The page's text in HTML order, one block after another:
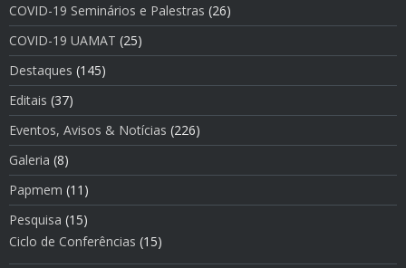
COVID-19 Seminários e Palestras (26)
COVID-19 UAMAT (25)
Destaques (145)
Editais (37)
Eventos, Avisos & Notí­cias (226)
Galeria (8)
Papmem (11)
Pesquisa (15)
Ciclo de Conferências (15)